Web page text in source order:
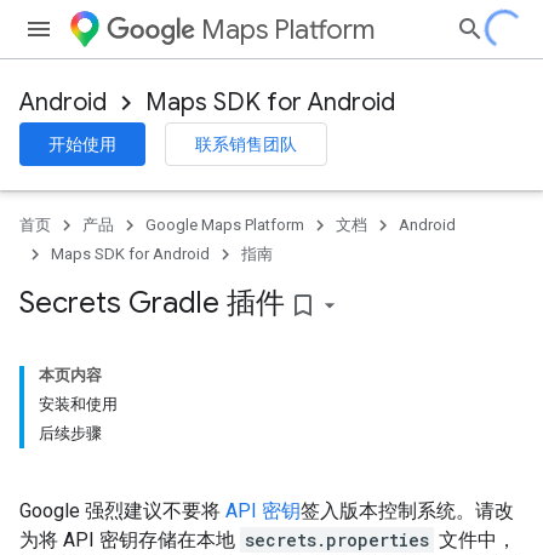
Maps Platform
Android Maps SDK for Android
开始使用 联系销售团队
首页 产品 Google Maps Platform 文档
Android
Maps SDK for Android
指南
Secrets Gradle 插件 bookmark_border
本页内容
安装和使用
后续步骤
Google 强烈建议不要将 API 密钥签入版本控制系统。请改
为将 API 密钥存储在本地 secrets.properties 文件中，